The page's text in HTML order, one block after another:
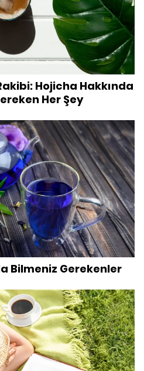
Hojicha Hakkında
Her Şey
Bilmeniz Gerekenler